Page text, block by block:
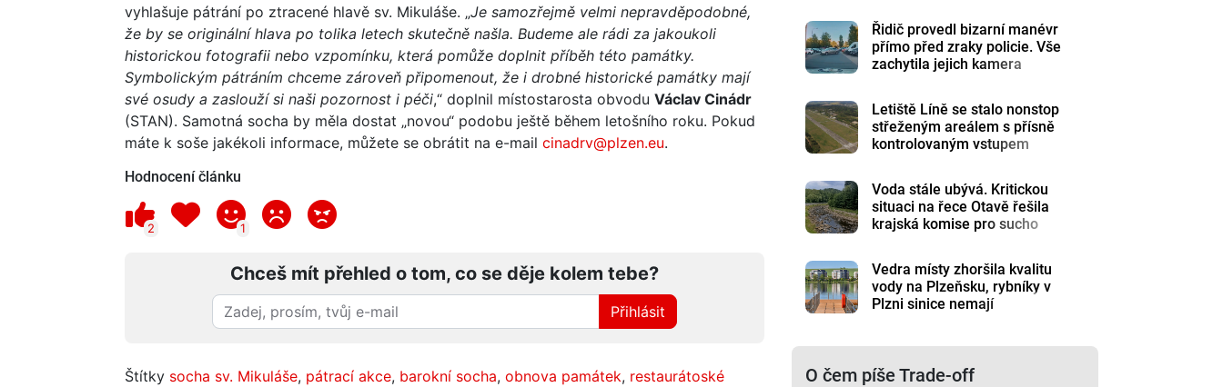
vyhlašuje pátrání po ztracené hlavě sv. Mikuláše. „Je samozřejmě velmi nepravděpodobné,
že by se originální hlava po tolika letech skutečně našla. Budeme ale rádi za jakoukoli
historickou fotografii nebo vzpomínku, která pomůže doplnit příběh této památky.
Symbolickým pátráním chceme zároveň připomenout, že i drobné historické památky mají
své osudy a zaslouží si naši pozornost i péči,“ doplnil místostarosta obvodu Václav Cinádr
(STAN). Samotná socha by měla dostat „novou“ podobu ještě během letošního roku. Pokud
máte k soše jakékoli informace, můžete se obrátit na e-mail cinadrv@plzen.eu.
Hodnocení článku
2 1
Chceš mít přehled o tom, co se děje kolem tebe?
Přihlásit
Štítky socha sv. Mikuláše, pátrací akce, barokní socha, obnova památek, restaurátoské
Řidič provedl bizarní manévr
přímo před zraky policie. Vše
zachytila jejich kamera
Letiště Líně se stalo nonstop
střeženým areálem s přísně
kontrolovaným vstupem
Voda stále ubývá. Kritickou
situaci na řece Otavě řešila
krajská komise pro sucho
Vedra místy zhoršila kvalitu
vody na Plzeňsku, rybníky v
Plzni sinice nemají
O čem píše Trade-off